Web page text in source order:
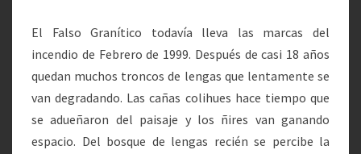
El Falso Granítico todavía lleva las marcas del
incendio de Febrero de 1999. Después de casi 18 años
quedan muchos troncos de lengas que lentamente se
van degradando. Las cañas colihues hace tiempo que
se adueñaron del paisaje y los ñires van ganando
espacio. Del bosque de lengas recién se percibe la